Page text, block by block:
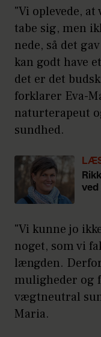
"Vi oplevede,
tabe sig, men
nede, så det
kan godt have
det er det
forklarer Eva-
naturterapeut
sundhed.
ved
"Vi kunne jo
noget, som vi
længden.
muligheder og
vægtneutral
Maria.